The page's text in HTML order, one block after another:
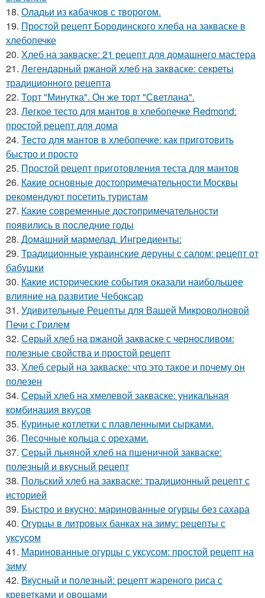
18. Оладьи из кабачков с творогом.
19. Простой рецепт Бородинского хлеба на закваске в
хлебопечке
20. Хлеб на закваске: 21 рецепт для домашнего мастера
21. Легендарный ржаной хлеб на закваске: секреты
традиционного рецепта
22. Торт "Минутка". Он же торт "Светлана".
23. Легкое тесто для мантов в хлебопечке Redmond:
простой рецепт для дома
24. Тесто для мантов в хлебопечке: как приготовить
быстро и просто
25. Простой рецепт приготовления теста для мантов
26. Какие основные достопримечательности Москвы
рекомендуют посетить туристам
27. Какие современные достопримечательности
появились в последние годы
28. Домашний мармелад. Ингредиенты:
29. Традиционные украинские деруны с салом: рецепт от
бабушки
30. Какие исторические события оказали наибольшее
влияние на развитие Чебоксар
31. Удивительные Рецепты для Вашей Микроволновой
Печи с Грилем
32. Серый хлеб на ржаной закваске с черносливом:
полезные свойства и простой рецепт
33. Хлеб серый на закваске: что это такое и почему он
полезен
34. Серый хлеб на хмелевой закваске: уникальная
комбинация вкусов
35. Куриные котлетки с плавленными сырками.
36. Песочные кольца с орехами.
37. Серый льняной хлеб на пшеничной закваске:
полезный и вкусный рецепт
38. Польский хлеб на закваске: традиционный рецепт с
историей
39. Быстро и вкусно: маринованные огурцы без сахара
40. Огурцы в литровых банках на зиму: рецепты с
уксусом
41. Маринованные огурцы с уксусом: простой рецепт на
зиму
42. Вкусный и полезный: рецепт жареного риса с
креветками и овощами